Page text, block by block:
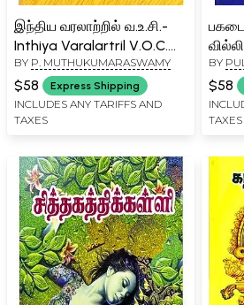
இந்திய வரலாற்றில் வ.உ.சி.-
Inthiya Varalartril V.O.C.
(Tamil)
BY P. MUTHUKUMARASWAMY
$58 Express Shipping
INCLUDES ANY TARIFFS AND
TAXES
Or
BY
$58
TAXES